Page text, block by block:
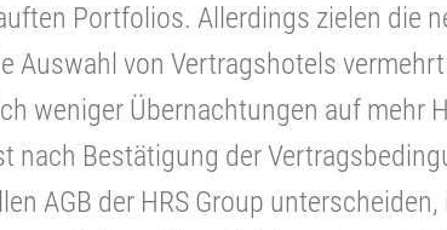
Portfolios. Allerdings zielen die
Auswahl von Vertragshotels
weniger Übernachtungen auf mehr
nach Bestätigung der
AGB der HRS Group